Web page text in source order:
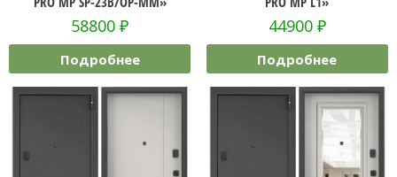
58800₽
Подробнее
44900 ₽
Подробнее